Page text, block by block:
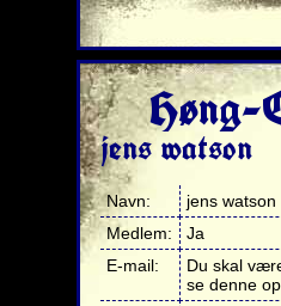
Høng-
jens watson
Navn:
jens watson
Medlem:
Ja
E-mail:
Du skal
se denne